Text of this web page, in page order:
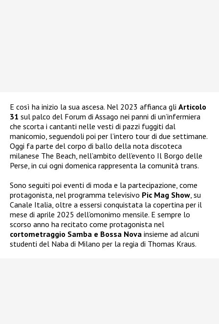
E così ha inizio la sua ascesa. Nel 2023 affianca gli Articolo
31 sul palco del Forum di Assago nei panni di un’infermiera
che scorta i cantanti nelle vesti di pazzi fuggiti dal
manicomio, seguendoli poi per l’intero tour di due settimane.
Oggi fa parte del corpo di ballo della nota discoteca
milanese The Beach, nell’ambito dell’evento Il Borgo delle
Perse, in cui ogni domenica rappresenta la comunità trans.
Sono seguiti poi eventi di moda e la partecipazione, come
protagonista, nel programma televisivo Pic Mag Show, su
Canale Italia, oltre a essersi conquistata la copertina per il
mese di aprile 2025 dell’omonimo mensile. E sempre lo
scorso anno ha recitato come protagonista nel
cortometraggio Samba e Bossa Nova insieme ad alcuni
studenti del Naba di Milano per la regia di Thomas Kraus.